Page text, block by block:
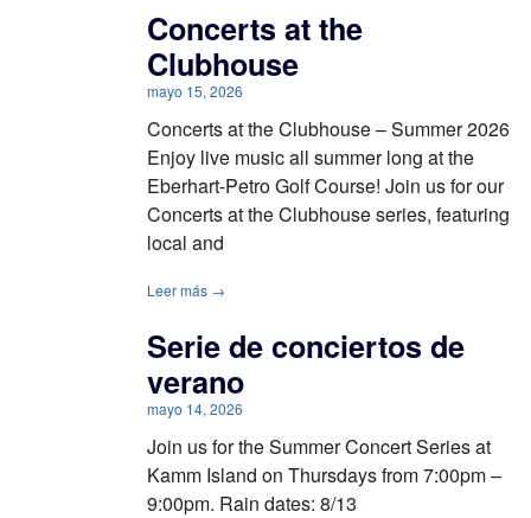
Concerts at the
Clubhouse
mayo 15, 2026
Concerts at the Clubhouse – Summer 2026
Enjoy live music all summer long at the
Eberhart-Petro Golf Course! Join us for our
Concerts at the Clubhouse series, featuring
local and
Leer más →
Serie de conciertos de
verano
mayo 14, 2026
Join us for the Summer Concert Series at
Kamm Island on Thursdays from 7:00pm –
9:00pm. Rain dates: 8/13